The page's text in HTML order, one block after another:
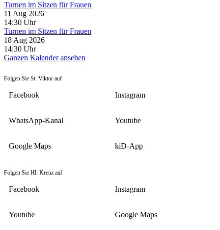
Turnen im Sitzen für Frauen
11 Aug 2026
14:30 Uhr
Turnen im Sitzen für Frauen
18 Aug 2026
14:30 Uhr
Ganzen Kalender ansehen
Folgen Sie St. Viktor auf
Facebook Instagram
WhatsApp-Kanal Youtube
Google Maps kiD-App
Folgen Sie Hl. Kreuz auf
Facebook Instagram
Youtube Google Maps